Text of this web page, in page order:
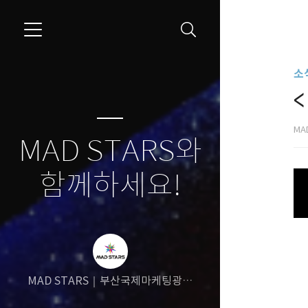
MAD STARS와
함께하세요!
MAD STARS｜부산국제마케팅광고
소